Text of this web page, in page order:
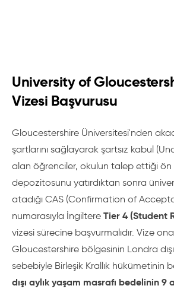
University of
Vizesi Başvurusu
Gloucestershire Üniversitesi'nden
şartlarını sağlayarak şartsız kabul
alan öğrenciler, okulun talep ettiği ön
depozitosunu yatırdıktan sonra
atadığı CAS (Confirmation of
numarasıyla İngiltere Tier 4 (Student
vizesi sürecine başvurmalıdır. Vize
Gloucestershire bölgesinin Londra
sebebiyle Birleşik Krallık hükümetinin
dışı aylık yaşam masrafı bedelinin 9